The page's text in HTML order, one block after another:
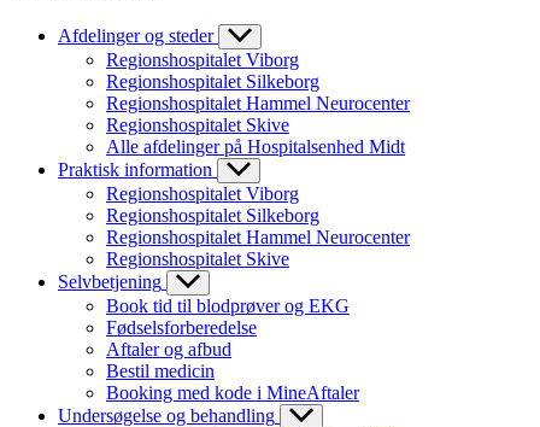
Afdelinger og steder
Regionshospitalet Viborg
Regionshospitalet Silkeborg
Regionshospitalet Hammel Neurocenter
Regionshospitalet Skive
Alle afdelinger på Hospitalsenhed Midt
Praktisk information
Regionshospitalet Viborg
Regionshospitalet Silkeborg
Regionshospitalet Hammel Neurocenter
Regionshospitalet Skive
Selvbetjening
Book tid til blodprøver og EKG
Fødselsforberedelse
Aftaler og afbud
Bestil medicin
Booking med kode i MineAftaler
Undersøgelse og behandling